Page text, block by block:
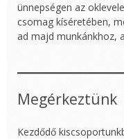
ünnepségen az
csomag kíséretében,
ad majd munkánkhoz,
Megérkeztünk
Kezdődő